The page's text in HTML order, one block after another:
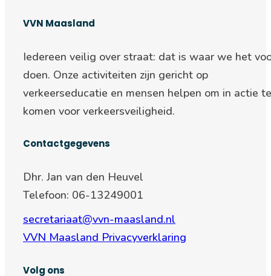
VVN Maasland
Iedereen veilig over straat: dat is waar we het
doen. Onze activiteiten zijn gericht op
verkeerseducatie en mensen helpen om in actie te
komen voor verkeersveiligheid.
Contactgegevens
Dhr. Jan van den Heuvel
Telefoon: 06-13249001
secretariaat@vvn-maasland.nl
VVN Maasland Privacyverklaring
Volg ons